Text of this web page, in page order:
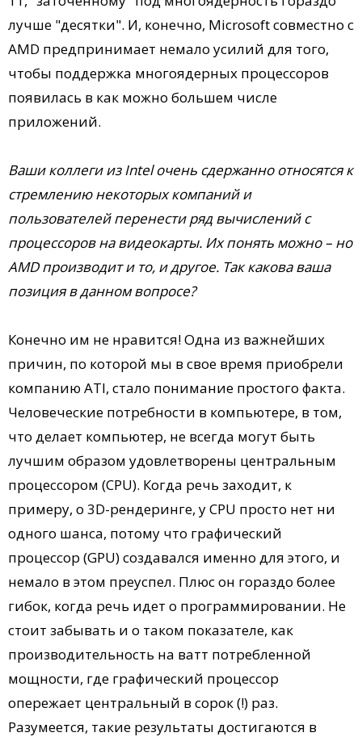
лучше "десятки". И, конечно, Microsoft совместно с
AMD предпринимает немало усилий для того,
чтобы поддержка многоядерных процессоров
появилась в как можно большем числе
приложений.
Ваши коллеги из Intel очень сдержанно относятся к
стремлению некоторых компаний и
пользователей перенести ряд вычислений с
процессоров на видеокарты. Их понять можно – но
AMD производит и то, и другое. Так какова ваша
позиция в данном вопросе?
Конечно им не нравится! Одна из важнейших
причин, по которой мы в свое время приобрели
компанию ATI, стало понимание простого факта.
Человеческие потребности в компьютере, в том,
что делает компьютер, не всегда могут быть
лучшим образом удовлетворены центральным
процессором (CPU). Когда речь заходит, к
примеру, о 3D-рендеринге, у CPU просто нет ни
одного шанса, потому что графический
процессор (GPU) создавался именно для этого, и
немало в этом преуспел. Плюс он гораздо более
гибок, когда речь идет о программировании. Не
стоит забывать и о таком показателе, как
производительность на ватт потребленной
мощности, где графический процессор
опережает центральный в сорок (!) раз.
Разумеется, такие результаты достигаются в